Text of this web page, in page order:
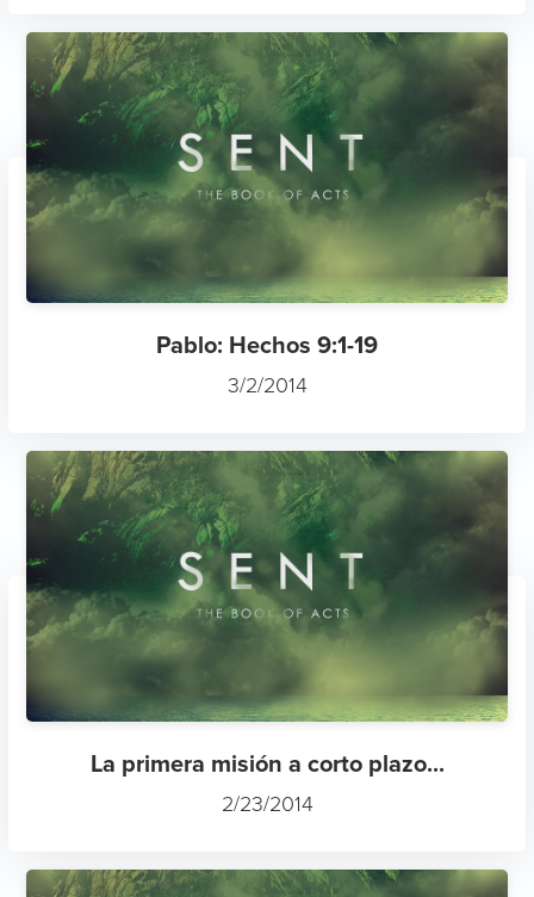
Pablo: Hechos 9:1-19
3/2/2014
La primera misión a corto plazo...
2/23/2014